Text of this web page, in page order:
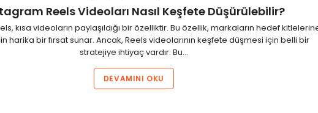
Reels Videoları Nasıl Keşfete Düşürülebilir?
kısa videoların paylaşıldığı bir özelliktir. Bu özellik, markaların hedef
harika bir fırsat sunar. Ancak, Reels videolarının keşfete düşmesi için belli bir
stratejiye ihtiyaç vardır. Bu…
DEVAMINI OKU